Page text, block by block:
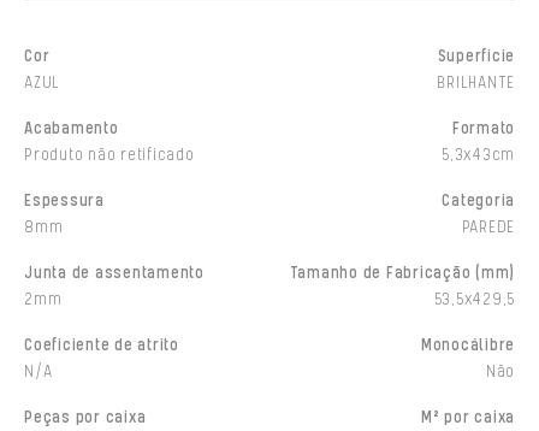
Cor
AZUL
Superfície
BRILHANTE
Acabamento
Produto não retificado
Formato
5,3x43cm
Espessura
8mm
Categoria
PAREDE
Junta de assentamento
2mm
Tamanho de Fabricação (mm)
53,5x429,5
Coeficiente de atrito
N/A
Monocálibre
Não
Peças por caixa M² por caixa